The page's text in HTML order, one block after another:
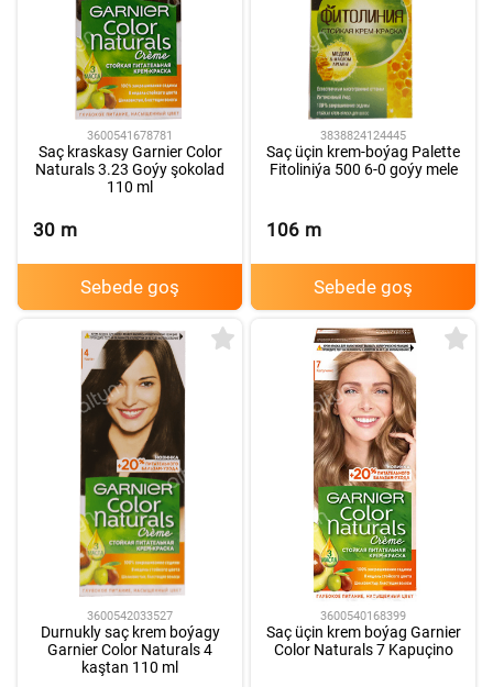
3600541678781
Saç kraskasy Garnier Color
Naturals 3.23 Goýy şokolad
110 ml
30 m
Sebede goş
3838824124445
Saç üçin krem-boýag Palette
Fitoliniýa 500 6-0 goýy mele
106 m
Sebede goş
3600542033527
Durnukly saç krem boýagy
Garnier Color Naturals 4
kaştan 110 ml
3600540168399
Saç üçin krem boýag Garnier
Color Naturals 7 Kapuçino